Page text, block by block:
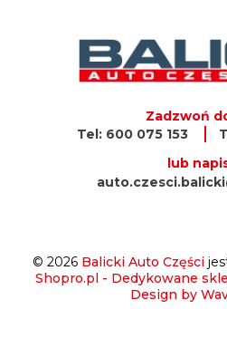
Zadzwoń
Tel: 600 075 153
lub
© 2026 Balicki Auto Części
Shopro.pl - Dedykowane
Design by